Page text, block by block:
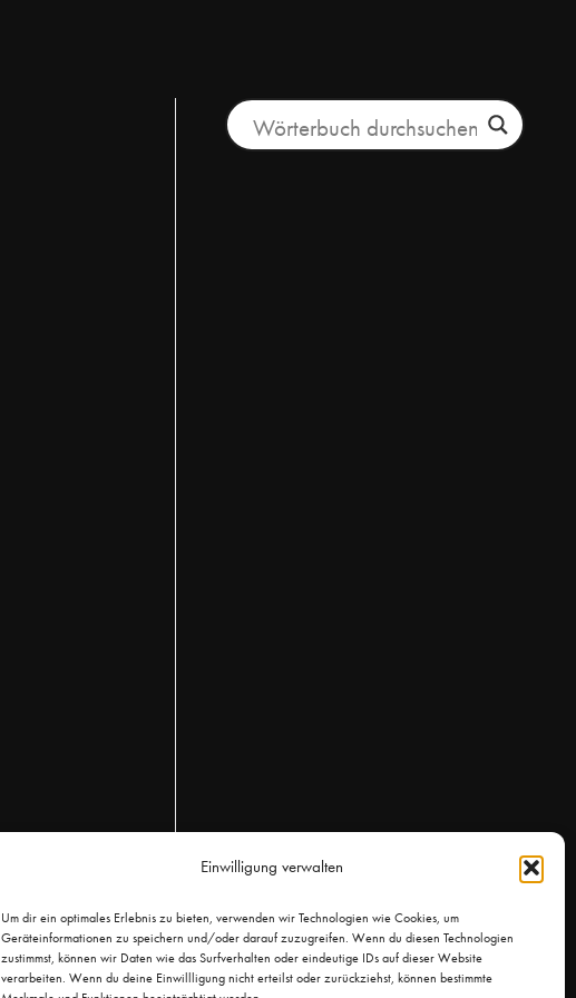
Einwilligung verwalten
Um dir ein optimales Erlebnis zu bieten, verwenden wir Technologien wie Cookies, um
Geräteinformationen zu speichern und/oder darauf zuzugreifen. Wenn du diesen Technologien
zustimmst, können wir Daten wie das Surfverhalten oder eindeutige IDs auf dieser Website
verarbeiten. Wenn du deine Einwillligung nicht erteilst oder zurückziehst, können bestimmte